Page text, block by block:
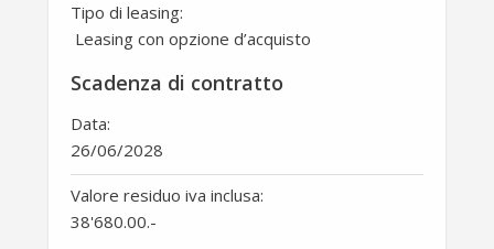
Tipo di leasing:
Leasing con opzione d’acquisto
Scadenza di contratto
Data:
26/06/2028
Valore residuo iva inclusa:
38'680.00.-